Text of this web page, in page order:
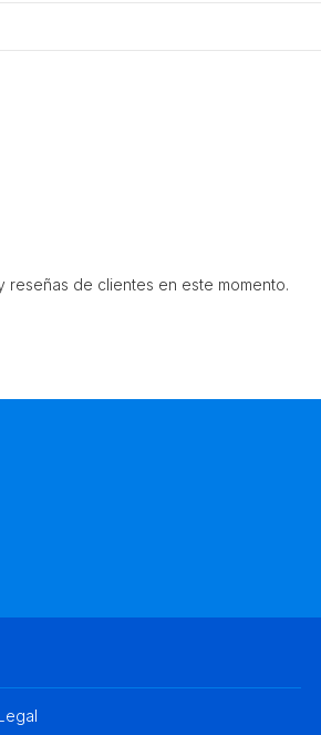
reseñas de clientes en este momento.